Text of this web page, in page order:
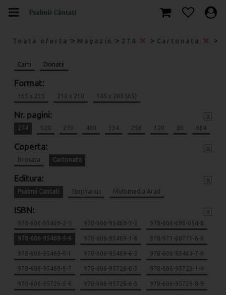
Toata oferta > Magazin > 274 > Cartonata >
Carti Donatii
Format:
165 x 235 210 x 210 145 x 205 (A5)
Nr. pagini:
274 120 270 400 334 256 120 80 664
Coperta:
Brosata Cartonata
Editura:
Psalmii Cantati Stephanus Multimedia Arad
ISBN:
978-606-95469-2-5 978-606-95469-3-2 978-606-698-054-8
978-606-95469-5-6 978-606-95469-1-8 978-973-88771-6-0
978-606-95469-0-1 978-606-95469-6-3 978-606-95469-7-0
978-606-95469-8-7 978-606-95726-0-3 978-606-95726-1-0
978-606-95726-5-8 978-606-95726-6-5 978-606-95726-8-9